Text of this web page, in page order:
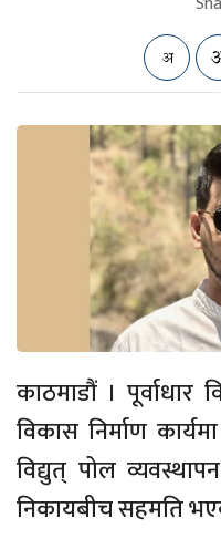
काठमाडौं ।
विकास निर्माण
विद्युत् पोल
निकायबीच सहमति